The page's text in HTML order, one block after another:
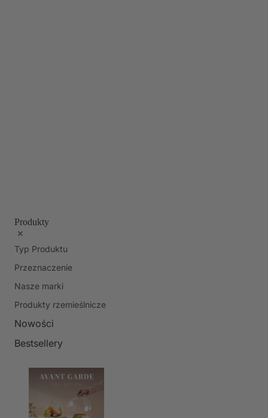
Produkty
Typ Produktu
Przeznaczenie
Nasze marki
Produkty rzemieślnicze
Nowości
Bestsellery